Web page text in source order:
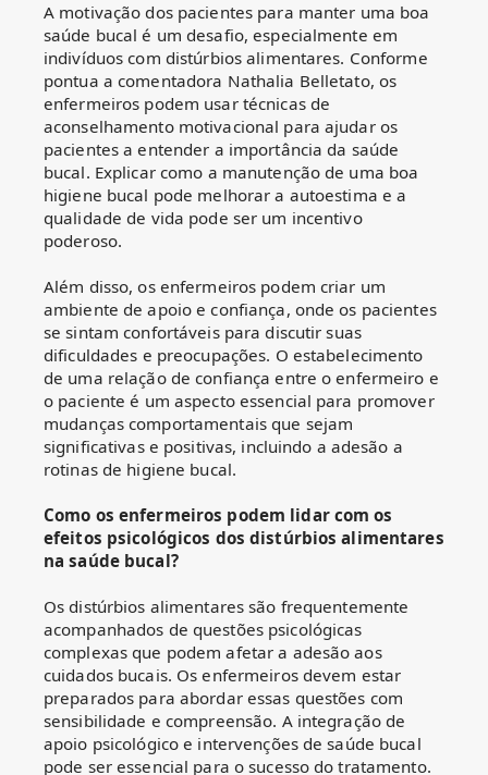
A motivação dos pacientes para manter uma boa
saúde bucal é um desafio, especialmente em
indivíduos com distúrbios alimentares. Conforme
pontua a comentadora Nathalia Belletato, os
enfermeiros podem usar técnicas de
aconselhamento motivacional para ajudar os
pacientes a entender a importância da saúde
bucal. Explicar como a manutenção de uma boa
higiene bucal pode melhorar a autoestima e a
qualidade de vida pode ser um incentivo
poderoso.
Além disso, os enfermeiros podem criar um
ambiente de apoio e confiança, onde os pacientes
se sintam confortáveis para discutir suas
dificuldades e preocupações. O estabelecimento
de uma relação de confiança entre o enfermeiro e
o paciente é um aspecto essencial para promover
mudanças comportamentais que sejam
significativas e positivas, incluindo a adesão a
rotinas de higiene bucal.
Como os enfermeiros podem lidar com os
efeitos psicológicos dos distúrbios alimentares
na saúde bucal?
Os distúrbios alimentares são frequentemente
acompanhados de questões psicológicas
complexas que podem afetar a adesão aos
cuidados bucais. Os enfermeiros devem estar
preparados para abordar essas questões com
sensibilidade e compreensão. A integração de
apoio psicológico e intervenções de saúde bucal
pode ser essencial para o sucesso do tratamento.